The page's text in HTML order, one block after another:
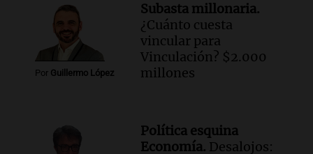
Una Mañana para todos Rosario
Episodios
Por Guillermo López
Subasta millonaria.
¿Cuánto cuesta
vincular para
Vinculación? $2.000
millones
Política esquina
Economía. Desalojos: